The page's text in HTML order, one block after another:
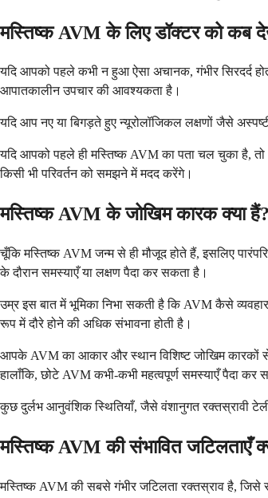
मस्तिष्क AVM के लिए डॉक्टर को कब
यदि आपको पहले कभी न हुआ ऐसा अचानक, गंभीर सिरदर्द
आपातकालीन उपचार की आवश्यकता है।
यदि आप नए या बिगड़ते हुए न्यूरोलॉजिकल लक्षणों जैसे
यदि आपको पहले ही मस्तिष्क AVM का पता चल चुका है, तो
किसी भी परिवर्तन को समझने में मदद करेंगे।
मस्तिष्क AVM के जोखिम कारक क्या हैं?
चूँकि मस्तिष्क AVM जन्म से ही मौजूद होते हैं, इसलिए
के दौरान समस्याएँ या लक्षण पैदा कर सकता है।
उम्र इस बात में भूमिका निभा सकती है कि AVM कैसे
रूप में दौरे होने की अधिक संभावना होती है।
आपके AVM का आकार और स्थान विशिष्ट जोखिम कारकों से
हालाँकि, छोटे AVM कभी-कभी महत्वपूर्ण समस्याएँ पैदा
कुछ दुर्लभ आनुवंशिक स्थितियाँ, जैसे वंशानुगत रक्तस्रावी
मस्तिष्क AVM की संभावित जटिलताएँ
मस्तिष्क AVM की सबसे गंभीर जटिलता रक्तस्राव है, जिसे